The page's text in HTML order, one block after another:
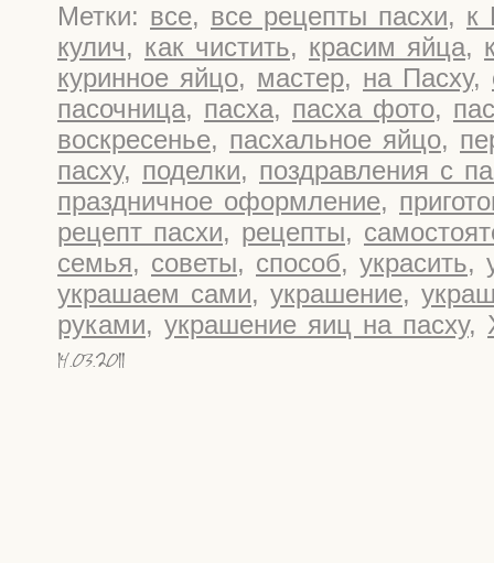
Метки: все, все рецепты пасхи, к
кулич, как чистить, красим яйца,
куринное яйцо, мастер, на Пасху,
пасочница, пасха, пасха фото,
воскресенье, пасхальное яйцо,
пасху, поделки, поздравления с
праздничное оформление,
рецепт пасхи, рецепты,
семья, советы, способ, украсить,
украшаем сами, украшение,
руками, украшение яиц на пасху,
14.03.2011